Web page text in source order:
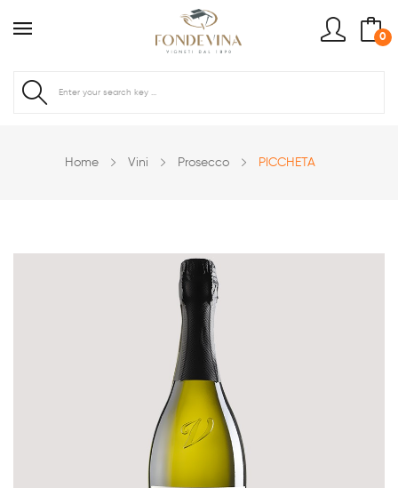
0
Home Vini Prosecco PICCHETA